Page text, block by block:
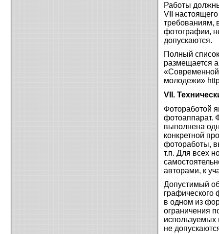
Работы
VII
требованиям,
фотографии,
допускаются.
Полный
размещается
молодежи»
VII.
Фотоработой
фотоаппарат.
выполнена
конкретной
фотоработы,
т.п. Для всех
авторами, к
Допустимый
в одном из
ограничения
используемых
не